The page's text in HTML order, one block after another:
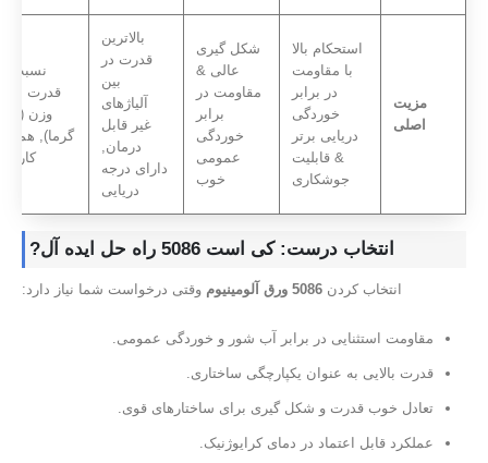
مزیت
اصلی
استحکام بالا
با مقاومت
در برابر
خوردگی
دریایی برتر
& قابلیت
جوشکاری
شکل گیری
عالی &
مقاومت در
برابر
خوردگی
عمومی
خوب
بالاترین
قدرت در
بین
آلیاژهای
غیر قابل
درمان,
دارای درجه
دریایی
نسبت
قدرت به
وزن (با
گرما), همه
کاره
انتخاب درست: کی است 5086 راه حل ایده آل?
انتخاب کردن 5086 ورق آلومینیوم وقتی درخواست شما نیاز دارد:
مقاومت استثنایی در برابر آب شور و خوردگی عمومی.
قدرت بالایی به عنوان یکپارچگی ساختاری.
تعادل خوب قدرت و شکل گیری برای ساختارهای قوی.
عملکرد قابل اعتماد در دمای کرایوژنیک.